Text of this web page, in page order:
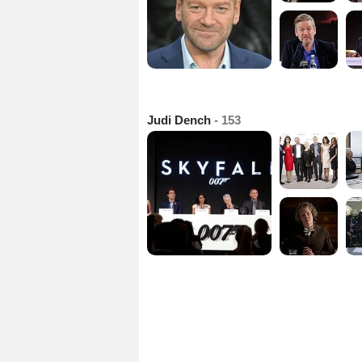
Judi Dench - 153